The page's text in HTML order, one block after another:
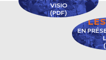
VISIO
(PDF)
EN